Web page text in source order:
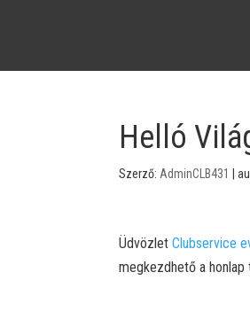
Helló
Szerző: AdminCLB431 |
ÜdvözletClubservice
megkezdhető a